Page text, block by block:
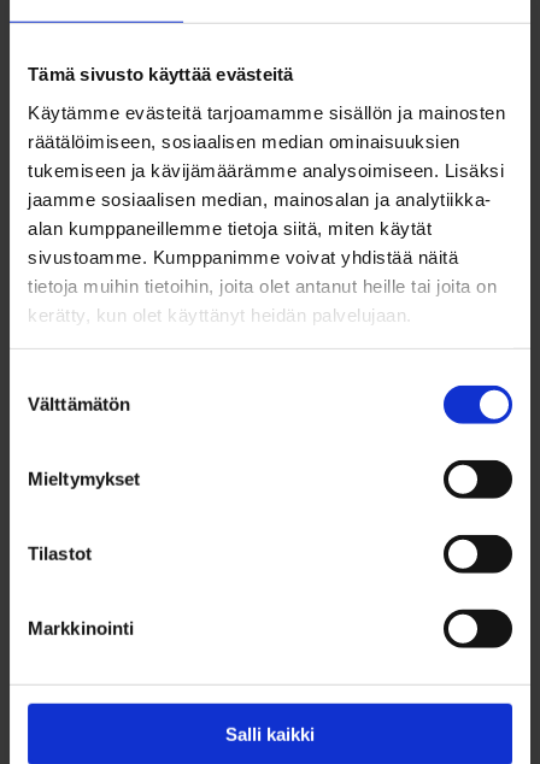
Tämä sivusto käyttää evästeitä
Käytämme evästeitä tarjoamamme sisällön ja mainosten
räätälöimiseen, sosiaalisen median ominaisuuksien
tukemiseen ja kävijämäärämme analysoimiseen. Lisäksi
jaamme sosiaalisen median, mainosalan ja analytiikka-
alan kumppaneillemme tietoja siitä, miten käytät
sivustoamme. Kumppanimme voivat yhdistää näitä
tietoja muihin tietoihin, joita olet antanut heille tai joita on
kerätty, kun olet käyttänyt heidän palvelujaan.
valinta
Välttämätön
Mieltymykset
Tilastot
Markkinointi
Salli kaikki
VUOKRATAAN Kyllä
KORTTELIN NUMERO 236
TONTIN NUMERO 20
RAKENNUSOIKEUS
Kari Viik, p. 040 575 8082
Palaa sivun alkuun